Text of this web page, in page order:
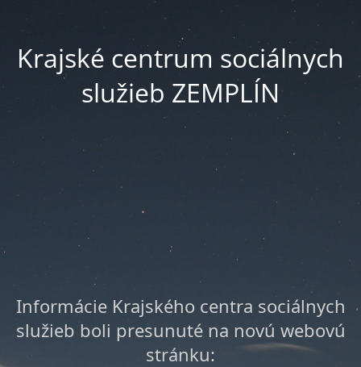
Krajské centrum sociálnych
služieb ZEMPLÍN
Informácie Krajského centra sociálnych
služieb boli presunuté na novú webovú
stránku: